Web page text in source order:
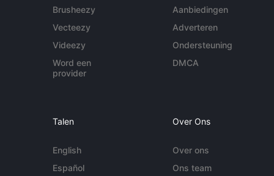
Brusheezy
Vecteezy
Videezy
Word een
provider
Aanbiedingen
Adverteren
Ondersteuning
DMCA
Talen
English
Español
Over Ons
Over ons
Ons team